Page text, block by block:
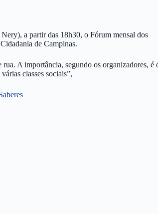
a partir das 18h30, o Fórum mensal dos
de Campinas.
A importância, segundo os organizadores, é
classes sociais”,